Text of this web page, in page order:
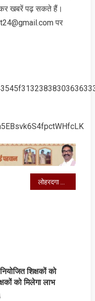
खबरें पढ़ सकते हैं।
पर
लोहरदगा नगर परिषद के निर्विरोध उपाध्यक्ष निर्वाचित हुए अब्दुल कादिर अली
शिक्षकों को
को मिलेगा लाभ